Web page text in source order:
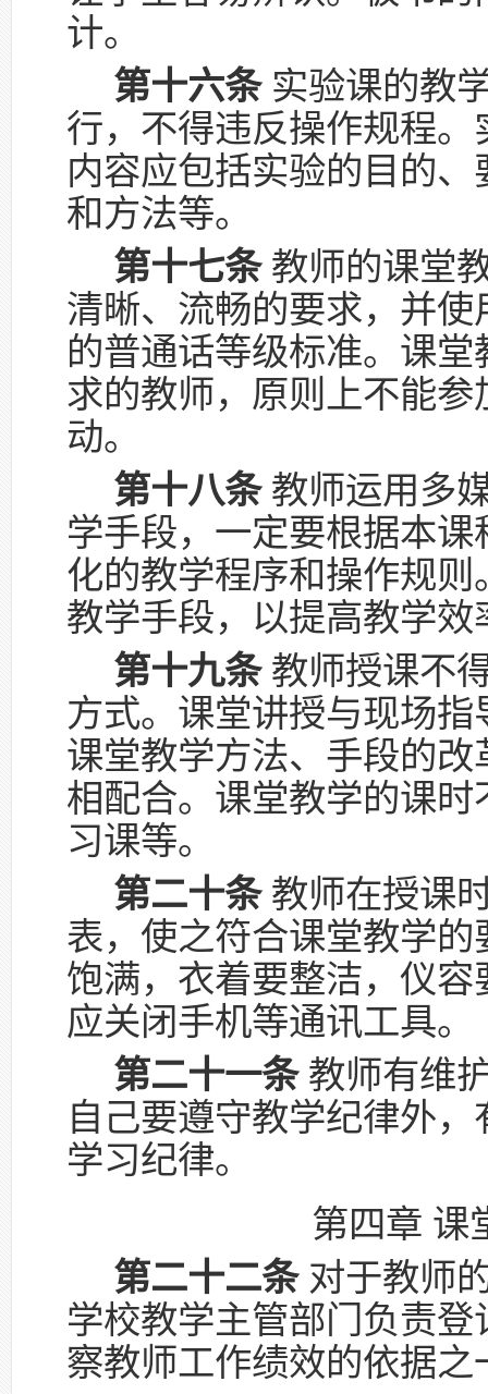
计。
第十六条实验课的教
行，不得违反操作规程
内容应包括实验的目的
和方法等。
第十七条教师的课堂
清晰、流畅的要求，并
的普通话等级标准。课
求的教师，原则上不能
动。
第十八条教师运用多
学手段，一定要根据本
化的教学程序和操作规
教学手段，以提高教学效
第十九条教师授课不
方式。课堂讲授与现场
课堂教学方法、手段的
相配合。课堂教学的课
习课等。
第二十条教师在授课
表，使之符合课堂教学
饱满，衣着要整洁，仪
应关闭手机等通讯工具。
第二十一条教师有维
自己要遵守教学纪律外
学习纪律。
第四章 课
第二十二条对于教师
学校教学主管部门负责
察教师工作绩效的依据之